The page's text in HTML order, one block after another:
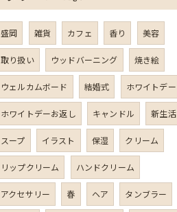
盛岡 雑貨 カフェ 香り 美容
取り扱い ウッドバーニング 焼き絵
ウェルカムボード 結婚式 ホワイトデー
ホワイトデーお返し キャンドル 新生活
スープ イラスト 保湿 クリーム
リップクリーム ハンドクリーム
アクセサリー 春 ヘア タンブラー